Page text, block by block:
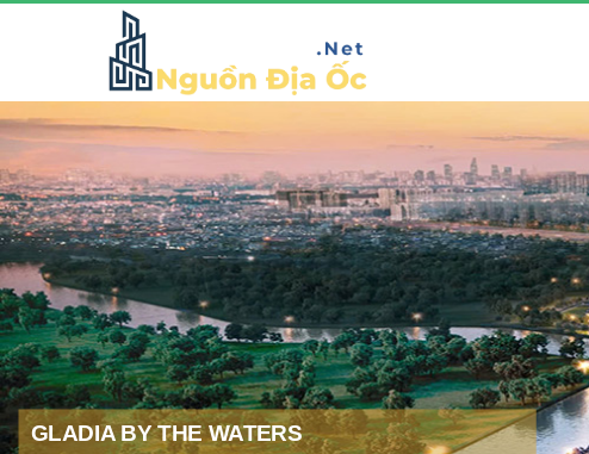
GLADIA BY THE WATERS